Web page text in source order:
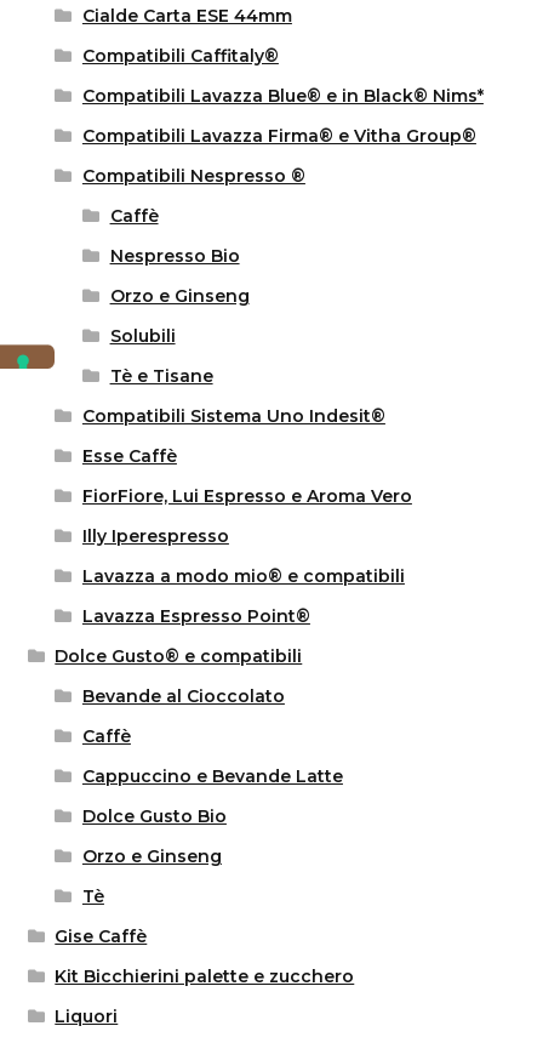
Cialde Carta ESE 44mm
Compatibili Caffitaly®
Compatibili Lavazza Blue® e in Black® Nims*
Compatibili Lavazza Firma® e Vitha Group®
Compatibili Nespresso ®
Caffè
Nespresso Bio
Orzo e Ginseng
Solubili
Tè e Tisane
Compatibili Sistema Uno Indesit®
Esse Caffè
FiorFiore, Lui Espresso e Aroma Vero
Illy Iperespresso
Lavazza a modo mio® e compatibili
Lavazza Espresso Point®
Dolce Gusto® e compatibili
Bevande al Cioccolato
Caffè
Cappuccino e Bevande Latte
Dolce Gusto Bio
Orzo e Ginseng
Tè
Gise Caffè
Kit Bicchierini palette e zucchero
Liquori